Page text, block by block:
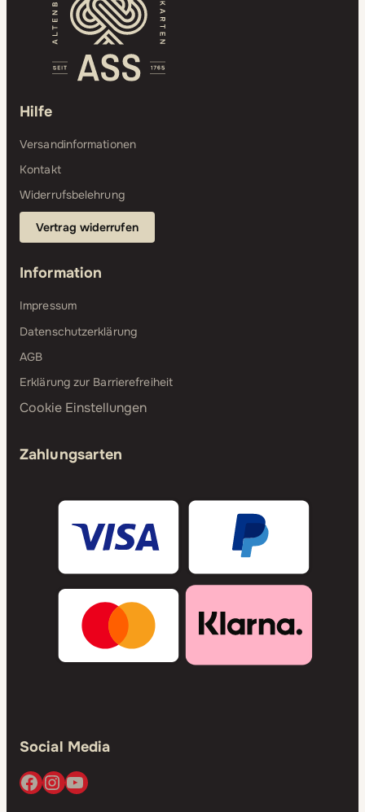
Hilfe
Versandinformationen
Kontakt
Widerrufsbelehrung
Vertrag widerrufen
Information
Impressum
Datenschutzerklärung
AGB
Erklärung zur Barrierefreiheit
Cookie Einstellungen
Zahlungsarten
Social Media
Facebook
Instagram
YouTube